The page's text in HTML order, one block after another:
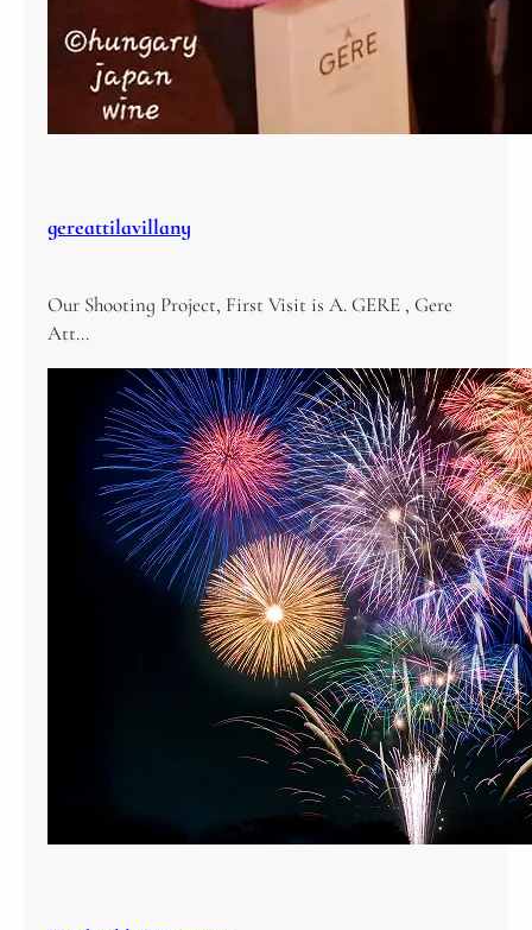
gereattilavillany
Our Shooting Project, First Visit is A. GERE , Gere
Att…